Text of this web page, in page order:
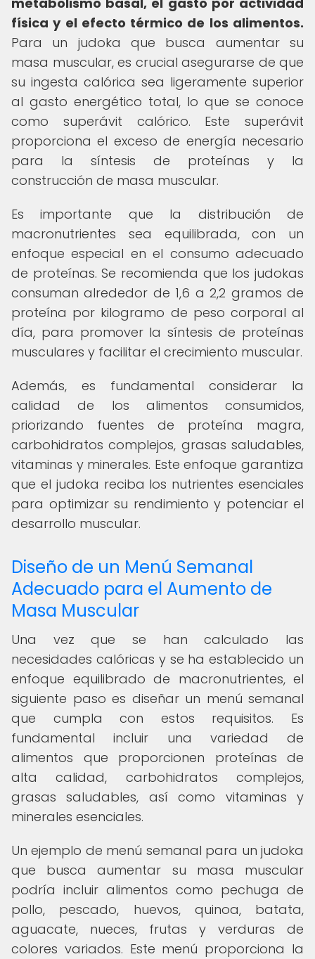
física y el efecto térmico de los alimentos.
Para un judoka que busca aumentar su
masa muscular, es crucial asegurarse de que
su ingesta calórica sea ligeramente superior
al gasto energético total, lo que se conoce
como superávit calórico. Este superávit
proporciona el exceso de energía necesario
para la síntesis de proteínas y la
construcción de masa muscular.
Es importante que la distribución de
macronutrientes sea equilibrada, con un
enfoque especial en el consumo adecuado
de proteínas. Se recomienda que los judokas
consuman alrededor de 1,6 a 2,2 gramos de
proteína por kilogramo de peso corporal al
día, para promover la síntesis de proteínas
musculares y facilitar el crecimiento muscular.
Además, es fundamental considerar la
calidad de los alimentos consumidos,
priorizando fuentes de proteína magra,
carbohidratos complejos, grasas saludables,
vitaminas y minerales. Este enfoque garantiza
que el judoka reciba los nutrientes esenciales
para optimizar su rendimiento y potenciar el
desarrollo muscular.
Diseño de un Menú Semanal
Adecuado para el Aumento de
Masa Muscular
Una vez que se han calculado las
necesidades calóricas y se ha establecido un
enfoque equilibrado de macronutrientes, el
siguiente paso es diseñar un menú semanal
que cumpla con estos requisitos. Es
fundamental incluir una variedad de
alimentos que proporcionen proteínas de
alta calidad, carbohidratos complejos,
grasas saludables, así como vitaminas y
minerales esenciales.
Un ejemplo de menú semanal para un judoka
que busca aumentar su masa muscular
podría incluir alimentos como pechuga de
pollo, pescado, huevos, quinoa, batata,
aguacate, nueces, frutas y verduras de
colores variados. Este menú proporciona la